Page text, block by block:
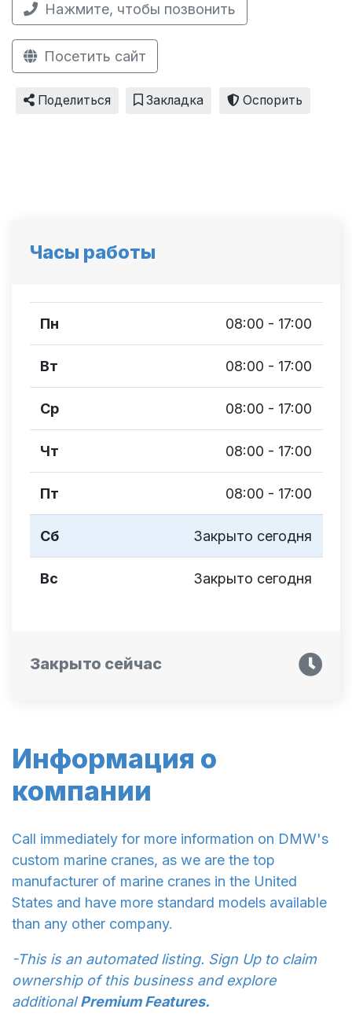
Нажмите, чтобы позвонить
Посетить сайт
Поделиться Закладка Оспорить
Информация о
компании
Call immediately for more information on DMW's
custom marine cranes, as we are the top
manufacturer of marine cranes in the United
States and have more standard models available
than any other company.
-This is an automated listing. Sign Up to claim
ownership of this business and explore
additionalPremium Features.
Часы работы
Пн 08:00 - 17:00
Вт 08:00 - 17:00
Ср 08:00 - 17:00
Чт 08:00 - 17:00
Пт 08:00 - 17:00
Сб Закрыто сегодня
Вс Закрыто сегодня
Закрыто сейчас